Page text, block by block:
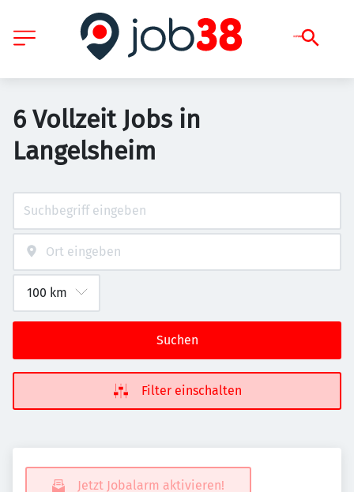
6 Vollzeit Jobs in
Langelsheim
Suchen
Filter einschalten
Jetzt Jobalarm aktivieren!